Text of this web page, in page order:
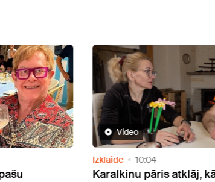
Video
Izklaide 10:04
Karalkinu pāris atklāj, kā pēc